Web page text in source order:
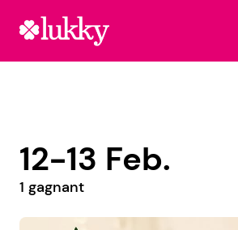
12-13 Feb.
1 gagnant